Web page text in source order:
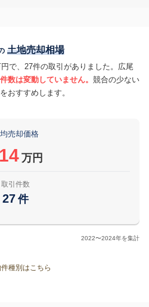
土地売却相場
で、27件の取引がありました。広尾
数は変動していません。 競合の少ない
をおすすめします。
売却価格
万円
取引件数
27 件
2022〜2024年を集計
種別はこちら